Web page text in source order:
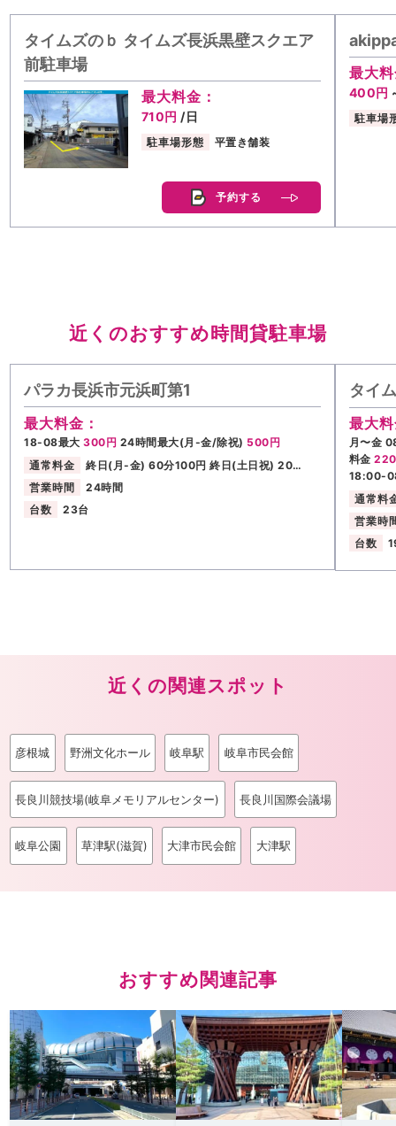
タイムズのｂ タイムズ長浜黒壁スクエア
前駐車場
最大料金：
710円 /日
駐車場形態 平置き舗装
予約する
最大
400円
駐車場
近くのおすすめ時間貸駐車場
パラカ長浜市元浜町第1
最大料金：
18-08最大300円 24時間最大(月-金/除祝) 500円
通常料金
終日(月-金) 60分100円 終日(土日祝) 20…
営業時間
24時間
台数
23台
タイ
最大
月〜金
料金
18:00-
通常料
営業時
台数
近くの関連スポット
彦根城 野洲文化ホール 岐阜駅 岐阜市民会館
長良川競技場(岐阜メモリアルセンター) 長良川国際会議場
岐阜公園 草津駅(滋賀) 大津市民会館 大津駅
おすすめ関連記事